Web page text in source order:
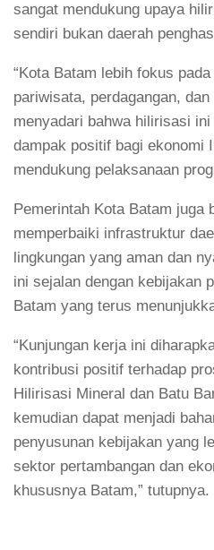
sangat mendukung upaya
sendiri bukan daerah
“Kota Batam lebih fokus
pariwisata, perdagangan,
menyadari bahwa hilirisasi
dampak positif bagi ekonomi
mendukung pelaksanaan
Pemerintah Kota Batam juga
memperbaiki infrastruktur
lingkungan yang aman dan
ini sejalan dengan kebijakan
Batam yang terus
“Kunjungan kerja ini
kontribusi positif terhadap
Hilirisasi Mineral dan Batu
kemudian dapat menjadi
penyusunan kebijakan yang
sektor pertambangan dan
khususnya Batam,” tutupnya.